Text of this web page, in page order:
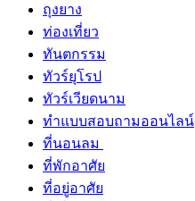
ถุงยาง
ท่องเที่ยว
ทันตกรรม
ทัวร์ยุโรป
ทัวร์เวียดนาม
ทำแบบสอบถามออนไลน์
ที่นอนลม
ที่พักอาศัย
ที่อยู่อาศัย